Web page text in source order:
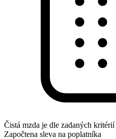
Čistá mzda je dle zadaných kritérií
Započtena sleva na poplatníka